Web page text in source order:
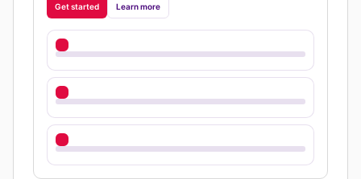
Get started Learn more